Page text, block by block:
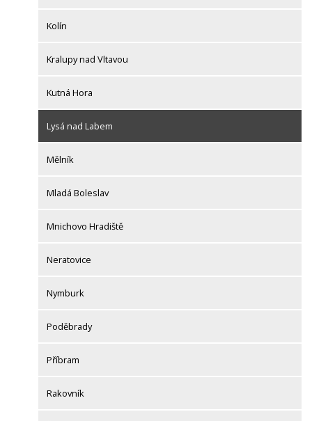
Kolín
Kralupy nad Vltavou
Kutná Hora
Lysá nad Labem
Mělník
Mladá Boleslav
Mnichovo Hradiště
Neratovice
Nymburk
Poděbrady
Příbram
Rakovník